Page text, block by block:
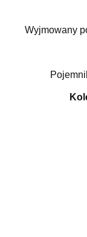
Wyjmowany